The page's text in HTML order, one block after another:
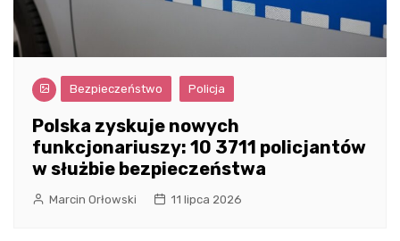
Bezpieczeństwo Policja
Polska zyskuje nowych
funkcjonariuszy: 10 3711 policjantów
w służbie bezpieczeństwa
Marcin Orłowski 11 lipca 2026